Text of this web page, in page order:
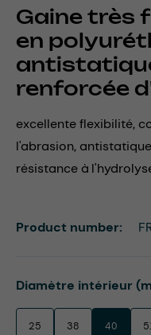
Gaine très
en
renforcée
excellente flexibilité,
l'abrasion,
résistance à
Select
Diamètre intérieur
25 38 40
Product number: